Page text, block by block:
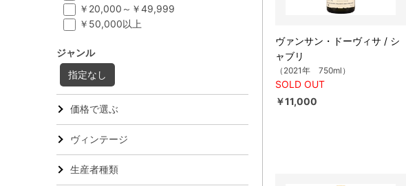
￥20,000～￥49,999
￥50,000以上
ジャンル
指定なし
価格で選ぶ
ヴィンテージ
生産者種類
ヴァンサン・ドーヴィサ / シ
ャブリ
（2021年 750ml）
SOLD OUT
￥11,000